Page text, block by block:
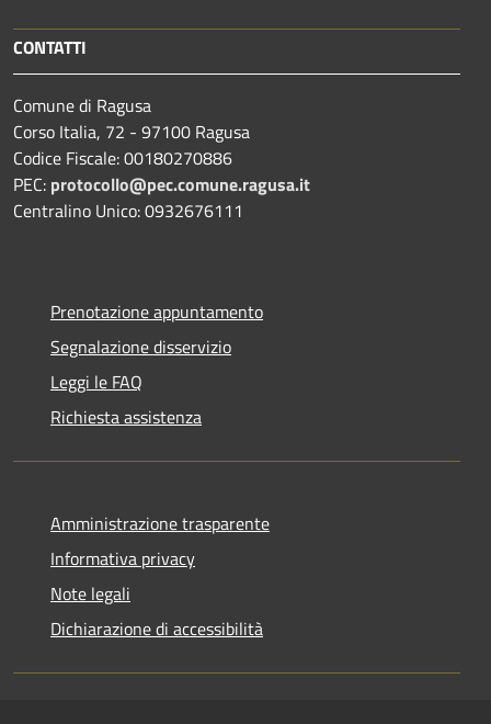
CONTATTI
Comune di Ragusa
Corso Italia, 72 - 97100 Ragusa
Codice Fiscale: 00180270886
PEC: protocollo@pec.comune.ragusa.it
Centralino Unico: 0932676111
Prenotazione appuntamento
Segnalazione disservizio
Leggi le FAQ
Richiesta assistenza
Amministrazione trasparente
Informativa privacy
Note legali
Dichiarazione di accessibilità